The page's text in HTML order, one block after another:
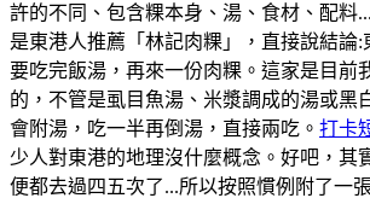
許的不同、包含粿本身、湯、食材、配料
是東港人推薦「林記肉粿」，直接說結論:
要吃完飯湯，再來一份肉粿。這家是目前
的，不管是虱目魚湯、米漿調成的湯或黑
會附湯，吃一半再倒湯，直接兩吃。 打卡
少人對東港的地理沒什麼概念。好吧，其
便都去過四五次了...所以按照慣例附了一張